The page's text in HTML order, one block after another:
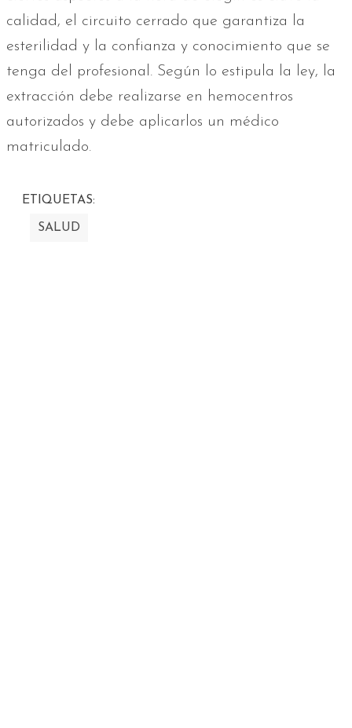
calidad, el circuito cerrado que garantiza la
esterilidad y la confianza y conocimiento que se
tenga del profesional. Según lo estipula la ley, la
extracción debe realizarse en hemocentros
autorizados y debe aplicarlos un médico
matriculado.
ETIQUETAS:
SALUD